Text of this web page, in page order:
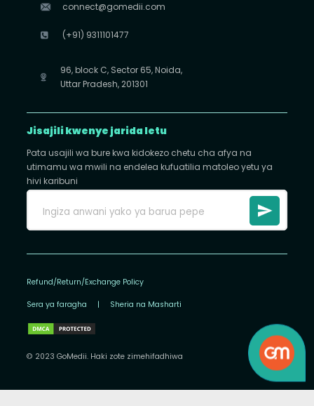
connect@gomedii.com
(+91) 9311101477
96, block C, Sector 65, Noida,
Uttar Pradesh, 201301
Jisajili kwenye jarida letu
Pata usajili wa bure kwa kidokezo chetu cha afya na
utimamu wa mwili na endelea kufuatilia matoleo yetu ya
hivi karibuni
Refund/Return/Exchange Policy
Sera ya faragha | Sheria na Masharti
© 2023 GoMedii. Haki zote zimehifadhiwa